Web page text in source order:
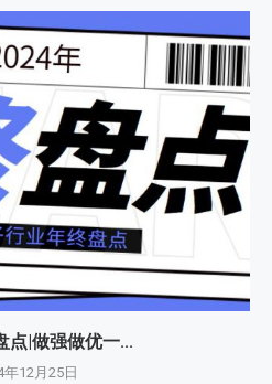
点|做强做优一...
年12月25日